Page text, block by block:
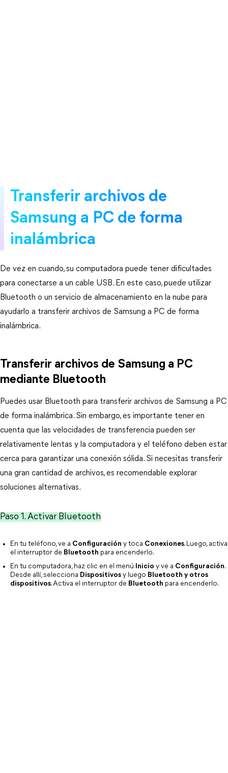
Transferir archivos de
Samsung a PC de forma
inalámbrica
De vez en cuando, su computadora puede tener dificultades
para conectarse a un cable USB. En este caso, puede utilizar
Bluetooth o un servicio de almacenamiento en la nube para
ayudarlo a transferir archivos de Samsung a PC de forma
inalámbrica.
Transferir archivos de Samsung a PC
mediante Bluetooth
Puedes usar Bluetooth para transferir archivos de Samsung a PC
de forma inalámbrica. Sin embargo, es importante tener en
cuenta que las velocidades de transferencia pueden ser
relativamente lentas y la computadora y el teléfono deben estar
cerca para garantizar una conexión sólida. Si necesitas transferir
una gran cantidad de archivos, es recomendable explorar
soluciones alternativas.
Paso 1. Activar Bluetooth
En tu teléfono, ve a Configuración y toca Conexiones. Luego, activa
el interruptor de Bluetooth para encenderlo.
En tu computadora, haz clic en el menú Inicio y ve a Configuración
Desde allí, selecciona Dispositivos y luego Bluetooth y otros
dispositivos. Activa el interruptor de Bluetooth para encenderlo.